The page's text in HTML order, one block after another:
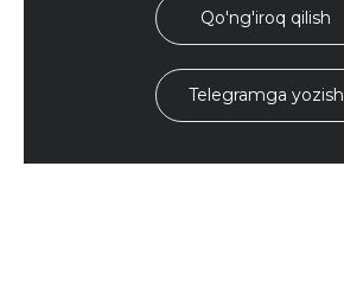
Qo'ng'iroq qilish
Telegramga yozish